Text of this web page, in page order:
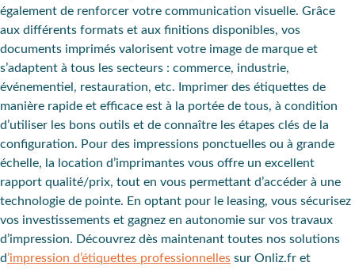
également de renforcer votre communication visuelle. Grâce
aux différents formats et aux finitions disponibles, vos
documents imprimés valorisent votre image de marque et
s’adaptent à tous les secteurs : commerce, industrie,
événementiel, restauration, etc. Imprimer des étiquettes de
manière rapide et efficace est à la portée de tous, à condition
d’utiliser les bons outils et de connaître les étapes clés de la
configuration. Pour des impressions ponctuelles ou à grande
échelle, la location d’imprimantes vous offre un excellent
rapport qualité/prix, tout en vous permettant d’accéder à une
technologie de pointe. En optant pour le leasing, vous sécurisez
vos investissements et gagnez en autonomie sur vos travaux
d’impression. Découvrez dès maintenant toutes nos solutions
d’impression d’étiquettes professionnelles sur Onliz.fr et